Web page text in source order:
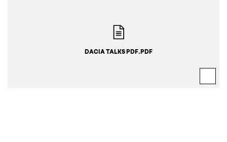
DACIA TALKS PDF.PDF